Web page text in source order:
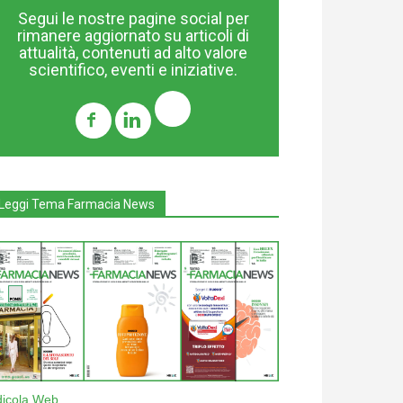
Segui le nostre pagine social per
rimanere aggiornato su articoli di
attualità, contenuti ad alto valore
scientifico, eventi e iniziative.
Tema Farmacia News
Web